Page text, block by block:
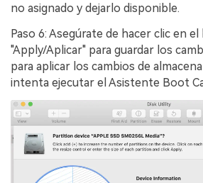
no asignado y dejarlo disponible.󠀲󠀡󠀩󠀣󠀡󠀣󠀠󠀣󠀧󠀳
Paso 6: Asegúrate de hacer clic en
"Apply/Aplicar" para guardar los
para aplicar los cambios de
intenta ejecutar el Asistente Boot